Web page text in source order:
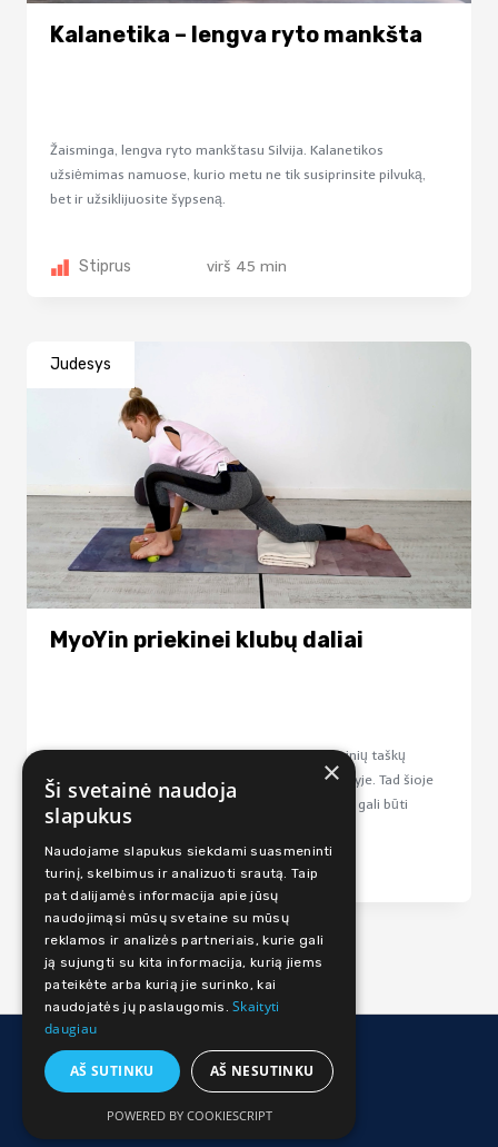
Kalanetika – lengva ryto mankšta
Žaisminga, lengva ryto mankštasu Silvija. Kalanetikos
užsiėmimas namuose, kurio metu ne tik susiprinsite pilvuką,
bet ir užsiklijuosite šypseną.
Stiprus virš 45 min
Judesys
MyoYin priekinei klubų daliai
Tikėtina, kad nustebsite, kiek skausmingų trigerinių taškų
turime keltyse, blauzdose ir priekinėje šlaunų dalyje. Tad šioje
pamokoje keliausime per visas kūno dalis, kurios gali būti
įtampoje ir todėl tapti kliūtimi...
Stiprus virš 45 min
© 2026 Judi Online
Facebook Instagram
×
Ši svetainė naudoja
slapukus
Naudojame slapukus siekdami suasmeninti
turinį, skelbimus ir analizuoti srautą. Taip
pat dalijamės informacija apie jūsų
naudojimąsi mūsų svetaine su mūsų
reklamos ir analizės partneriais, kurie gali
ją sujungti su kita informacija, kurią jiems
pateikėte arba kurią jie surinko, kai
naudojatės jų paslaugomis.Skaityti
daugiau
AŠ SUTINKU AŠ NESUTINKU
POWERED BY COOKIESCRIPT